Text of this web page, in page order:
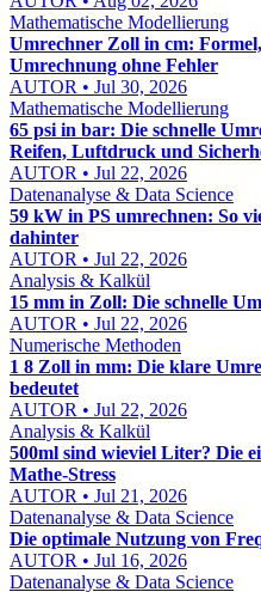
Mathematische Modellierung
Umrechner Zoll in cm:
Umrechnung ohne Fehler
AUTOR • Jul 30, 2026
Mathematische Modellierung
65 psi in bar: Die schnelle
Reifen, Luftdruck und
AUTOR • Jul 22, 2026
Datenanalyse & Data Science
59 kW in PS umrechnen: So
dahinter
AUTOR • Jul 22, 2026
Analysis & Kalkül
15 mm in Zoll: Die schnelle
AUTOR • Jul 22, 2026
Numerische Methoden
1 8 Zoll in mm: Die klare
bedeutet
AUTOR • Jul 22, 2026
Analysis & Kalkül
500ml sind wieviel Liter? Die
Mathe-Stress
AUTOR • Jul 21, 2026
Datenanalyse & Data Science
Die optimale Nutzung von
AUTOR • Jul 16, 2026
Datenanalyse & Data Science